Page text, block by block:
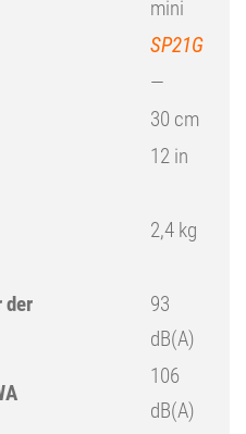
mini
SP21G
—
30 cm
12 in
2,4 kg
der
93
dB(A)
106
dB(A)